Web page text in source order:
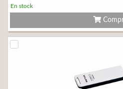
En stock